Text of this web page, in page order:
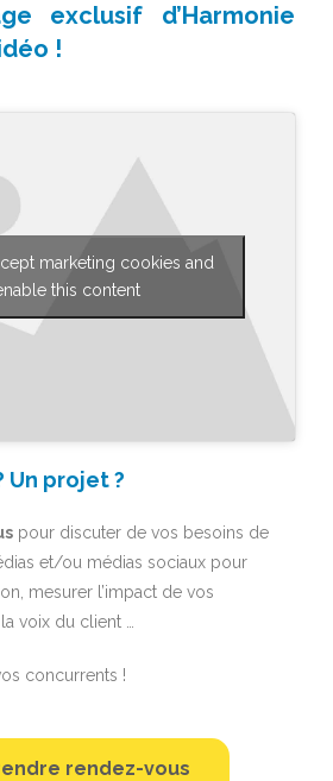
exclusif d’Harmonie
!
marketing cookies and
this content
Un projet ?
pour discuter de vos besoins de
et/ou médias sociaux pour
mesurer l’impact de vos
voix du client …
concurrents !
rendez-vous